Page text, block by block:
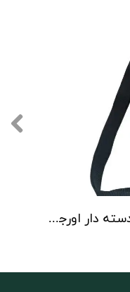
کاور فلاسک 1 لیتر کلاسیک دسته دار اورجینال استنلی